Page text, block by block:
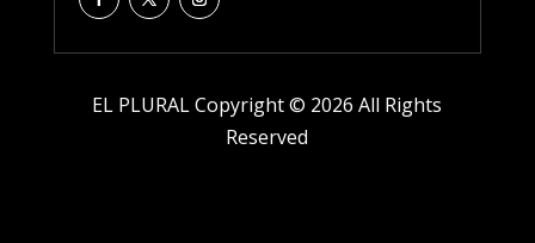
EL PLURAL Copyright © 2026 All Rights
Reserved